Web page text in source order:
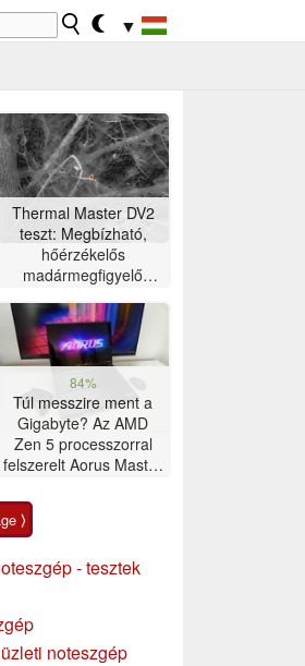
▼
Thermal Master DV2
teszt: Megbízható,
hőérzékelős
madármegfigyelő
érintőképernyővel
84%
Túl messzire ment a
Gigabyte? Az AMD
Zen 5 processzorral
felszerelt Aorus Master
⟩
- tesztek
noteszgép